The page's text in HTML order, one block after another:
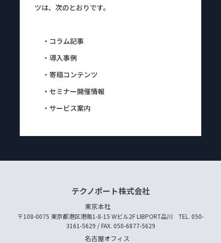
ツは、次のとおりです。
・コラム記事
・導入事例
・寄稿コンテンツ
・セミナー開催情報
・サービス案内
テクノポート株式会社
東京本社
〒108-0075 東京都港区港南1-8-15 Wビル2F LIBPORT品川 TEL. 050-
3161-5629 / FAX. 050-6877-5629
名古屋オフィス